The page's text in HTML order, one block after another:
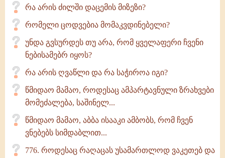
რა არის ძილში დაცემის მიზეზი?
რომელი ცოდვებია მომაკვდინებელი?
უნდა გვსურდეს თუ არა, რომ ყველაფერი ჩვენი
ნებისამებრ იყოს?
რა არის ღვაწლი და რა საჭიროა იგი?
წმიდაო მამაო, როდესაც ამპარტავნული ზრახვები
მომეძალება, საშინელ...
წმიდაო მამაო, აბბა ისააკი ამბობს, რომ ჩვენ
ვნებებს სიმდაბლით...
776. როდესაც რაღაცას უსამართლოდ ვაკეთებ და